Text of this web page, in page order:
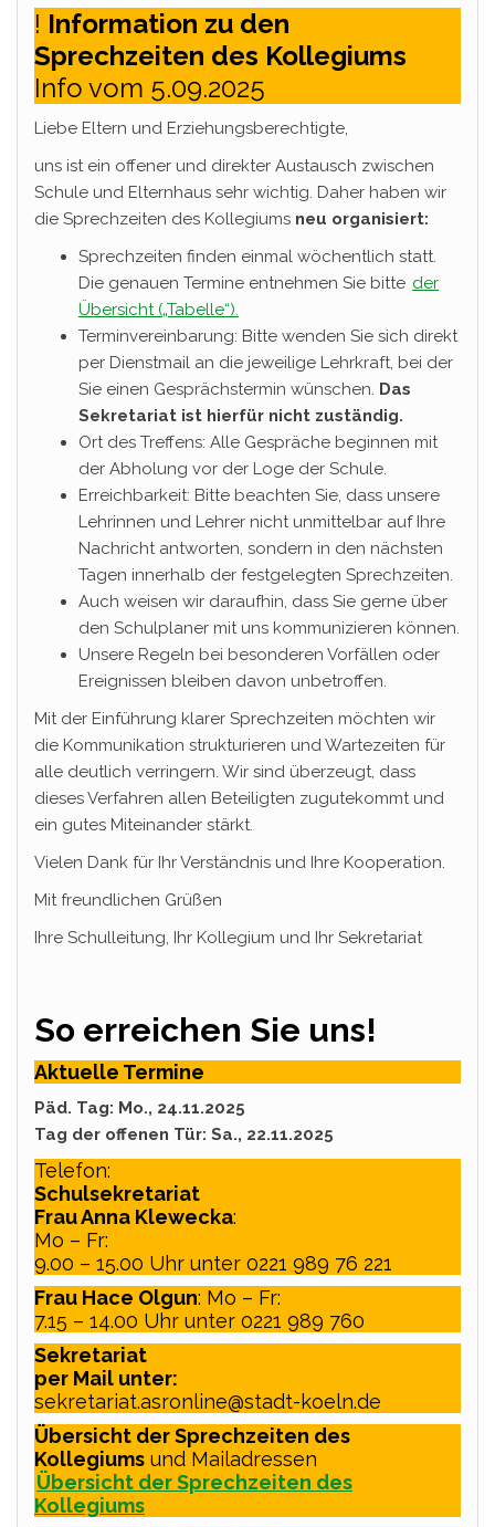
! Information zu den
Sprechzeiten des Kollegiums
Info vom 5.09.2025
Liebe Eltern und Erziehungsberechtigte,
uns ist ein offener und direkter Austausch zwischen
Schule und Elternhaus sehr wichtig. Daher haben wir
die Sprechzeiten des Kollegiums neu organisiert:
Sprechzeiten finden einmal wöchentlich statt.
Die genauen Termine entnehmen Sie bitte der
Übersicht („Tabelle“).
Terminvereinbarung: Bitte wenden Sie sich direkt
per Dienstmail an die jeweilige Lehrkraft, bei der
Sie einen Gesprächstermin wünschen. Das
Sekretariat ist hierfür nicht zuständig.
Ort des Treffens: Alle Gespräche beginnen mit
der Abholung vor der Loge der Schule.
Erreichbarkeit: Bitte beachten Sie, dass unsere
Lehrinnen und Lehrer nicht unmittelbar auf Ihre
Nachricht antworten, sondern in den nächsten
Tagen innerhalb der festgelegten Sprechzeiten.
Auch weisen wir daraufhin, dass Sie gerne über
den Schulplaner mit uns kommunizieren können.
Unsere Regeln bei besonderen Vorfällen oder
Ereignissen bleiben davon unbetroffen.
Mit der Einführung klarer Sprechzeiten möchten wir
die Kommunikation strukturieren und Wartezeiten für
alle deutlich verringern. Wir sind überzeugt, dass
dieses Verfahren allen Beteiligten zugutekommt und
ein gutes Miteinander stärkt.
Vielen Dank für Ihr Verständnis und Ihre Kooperation.
Mit freundlichen Grüßen
Ihre Schulleitung, Ihr Kollegium und Ihr Sekretariat
So erreichen Sie uns!
Aktuelle Termine
Päd. Tag: Mo., 24.11.2025
Tag der offenen Tür: Sa., 22.11.2025
Telefon:
Schulsekretariat
Frau Anna Klewecka:
Mo – Fr:
9.00 – 15.00 Uhr unter 0221 989 76 221
Frau Hace Olgun: Mo – Fr:
7.15 – 14.00 Uhr unter 0221 989 760
Sekretariat
per Mail unter:
sekretariat.asronline@stadt-koeln.de
Übersicht der Sprechzeiten des
Kollegiums und Mailadressen
Übersicht der Sprechzeiten des
Kollegiums